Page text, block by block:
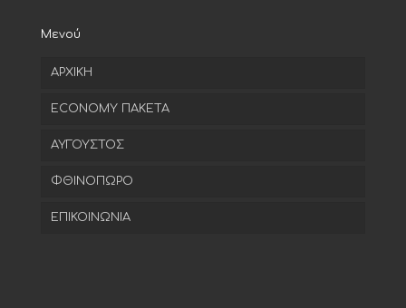
Μενού
ΑΡΧΙΚΗ
ECONOMY ΠΑΚΕΤΑ
ΑΥΓΟΥΣΤΟΣ
ΦΘΙΝΟΠΩΡΟ
ΕΠΙΚΟΙΝΩΝΙΑ